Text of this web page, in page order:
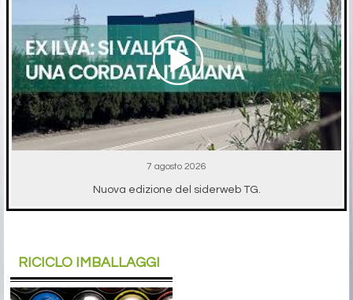
7 agosto 2026
Nuova edizione del siderweb TG.
RICICLO IMBALLAGGI